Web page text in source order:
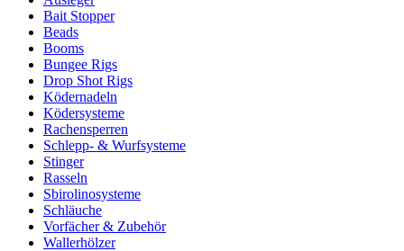
Bait Stopper
Beads
Booms
Bungee Rigs
Drop Shot Rigs
Ködernadeln
Ködersysteme
Rachensperren
Schlepp- & Wurfsysteme
Stinger
Rasseln
Sbirolinosysteme
Schläuche
Vorfächer & Zubehör
Wallerhölzer